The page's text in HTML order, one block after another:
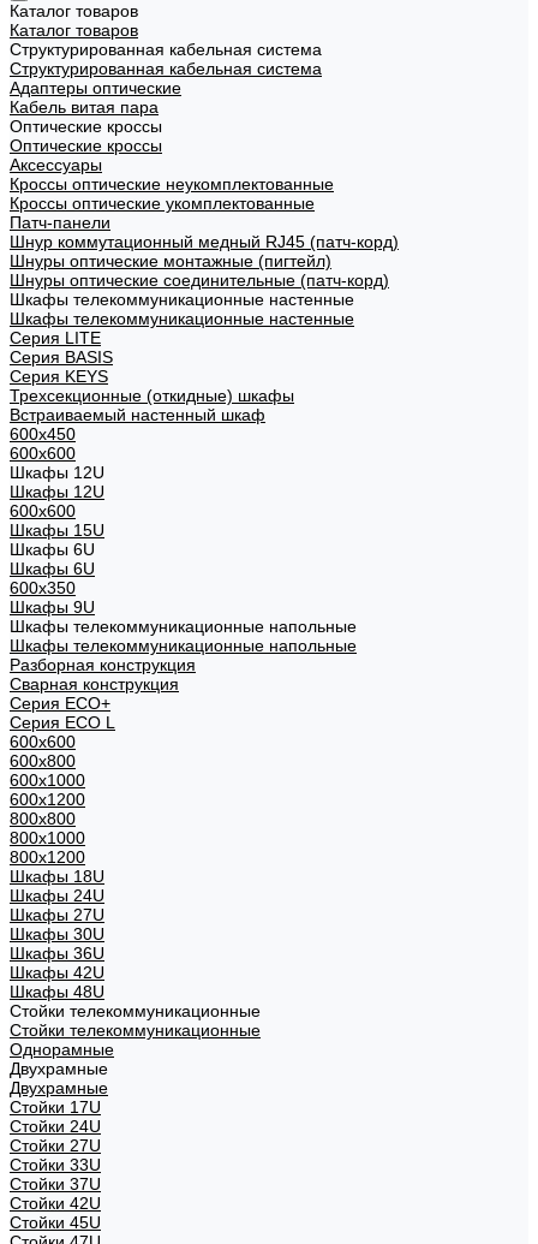
Каталог товаров
Каталог товаров
Структурированная кабельная система
Структурированная кабельная система
Адаптеры оптические
Кабель витая пара
Оптические кроссы
Оптические кроссы
Аксессуары
Кроссы оптические неукомплектованные
Кроссы оптические укомплектованные
Патч-панели
Шнур коммутационный медный RJ45 (патч-корд)
Шнуры оптические монтажные (пигтейл)
Шнуры оптические соединительные (патч-корд)
Шкафы телекоммуникационные настенные
Шкафы телекоммуникационные настенные
Cерия LITE
Cерия BASIS
Cерия KEYS
Трехсекционные (откидные) шкафы
Встраиваемый настенный шкаф
600x450
600x600
Шкафы 12U
Шкафы 12U
600x600
Шкафы 15U
Шкафы 6U
Шкафы 6U
600x350
Шкафы 9U
Шкафы телекоммуникационные напольные
Шкафы телекоммуникационные напольные
Разборная конструкция
Сварная конструкция
Серия ECO+
Серия ECO L
600x600
600x800
600х1000
600х1200
800x800
800х1000
800х1200
Шкафы 18U
Шкафы 24U
Шкафы 27U
Шкафы 30U
Шкафы 36U
Шкафы 42U
Шкафы 48U
Стойки телекоммуникационные
Стойки телекоммуникационные
Однорамные
Двухрамные
Двухрамные
Стойки 17U
Стойки 24U
Стойки 27U
Стойки 33U
Стойки 37U
Стойки 42U
Стойки 45U